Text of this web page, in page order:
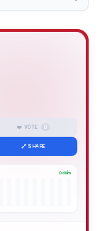
❤️ VOTE 0
🔗 SHARE
0 điểm